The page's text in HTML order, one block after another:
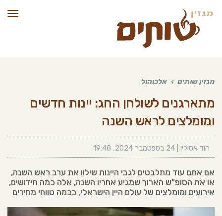
מגזין שותים › אלכוהול
מתארגנים לשולחן החג: יינות חדשים
ומומלצים לראש השנה
הוד אסולין 24 בספטמבר 2024 ,
19:48
אם אתם עוד מתלבטים לגבי היינות שילוו את ערב ראש השנה,
או את הסופ"ש הארוך שמגיע אחריו השנה, אלה כמה חידושים,
אירועים ומומלצים של עולם היין הישראלי, בכמה טווחי מחירים